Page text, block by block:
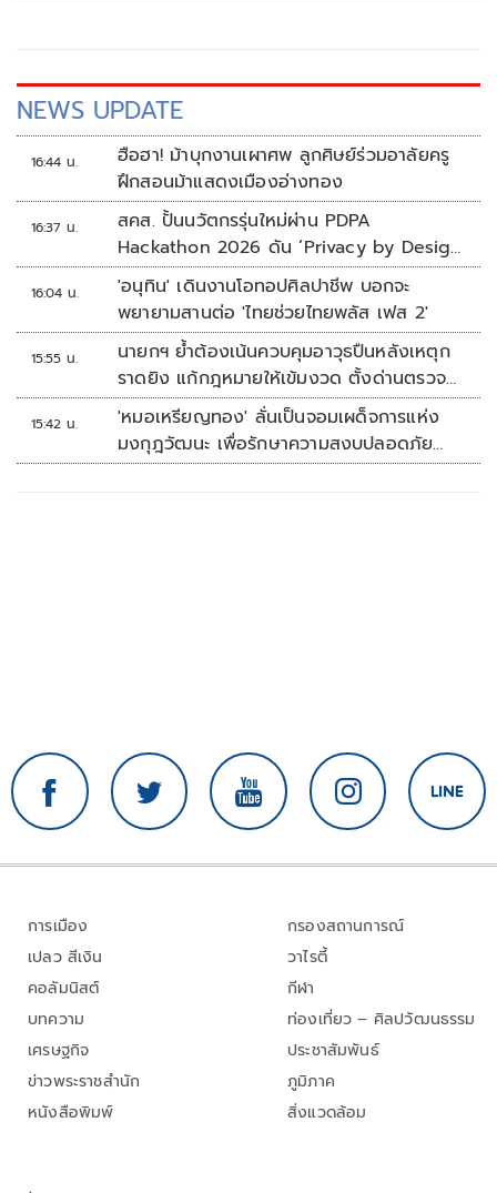
NEWS UPDATE
16:44 น.
ฮือฮา! ม้าบุกงานเผาศพ ลูกศิษย์ร่วมอาลัยครู
ฝึกสอนม้าแสดงเมืองอ่างทอง
16:37 น.
สคส. ปั้นนวัตกรรุ่นใหม่ผ่าน PDPA
Hackathon 2026 ดัน ‘Privacy by Design
for all’ สู่โซลูชันคุ้มครองข้อมูลส่วนบุคคลที่
ใช้ได้จริง
16:04 น.
'อนุทิน' เดินงานโอทอปศิลปาชีพ บอกจะ
พยายามสานต่อ 'ไทยช่วยไทยพลัส เฟส 2'
15:55 น.
นายกฯ ย้ำต้องเน้นควบคุมอาวุธปืนหลังเหตุก
ราดยิง แก้กฎหมายให้เข้มงวด ตั้งด่านตรวจ
เพิ่ม
15:42 น.
'หมอเหรียญทอง' ลั่นเป็นจอมเผด็จการแห่ง
มงกุฎวัฒนะ เพื่อรักษาความสงบปลอดภัย
ภายในรพ.
การเมือง
เปลว สีเงิน
คอลัมนิสต์
บทความ
เศรษฐกิจ
ข่าวพระราชสำนัก
หนังสือพิมพ์
กรองสถานการณ์
วาไรตี้
กีฬา
ท่องเที่ยว – ศิลปวัฒนธรรม
ประชาสัมพันธ์
ภูมิภาค
สิ่งแวดล้อม